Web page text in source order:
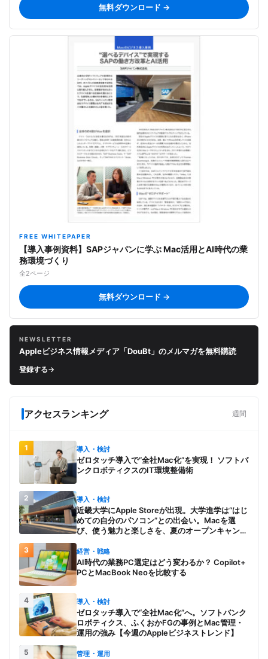
無料ダウンロード →
FREE WHITEPAPER
【導入事例資料】SAPジャパンに学ぶ Mac活用とAI時代の業
務環境づくり
全2ページ
無料ダウンロード →
NEWSLETTER
Appleビジネス情報メディア「DouBt」のメルマガを無料購読
登録する→
アクセスランキング 週間
1 導入・検討
ゼロタッチ導入で“全社Mac化”を実現！ ソフトバ
ンクロボティクスのIT環境整備術
2 導入・検討
近畿大学にApple Storeが出現。大学進学は“はじ
めての自分のパソコン”との出会い。Macを選
び、使う魅力と楽しさを、夏のオープンキャンパ
3 経営・戦略
AI時代の業務PC選定はどう変わるか？ Copilot+
PCとMacBook Neoを比較する
4 導入・検討
ゼロタッチ導入で“全社Mac化”へ。ソフトバンク
ロボティクス、ふくおかFGの事例とMac管理・
運用の強み【今週のAppleビジネストレンド】
5 管理・運用